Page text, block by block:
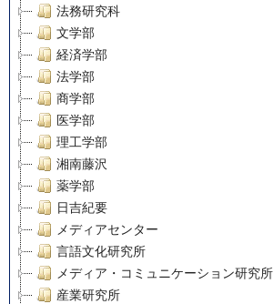
法務研究科
文学部
経済学部
法学部
商学部
医学部
理工学部
湘南藤沢
薬学部
日吉紀要
メディアセンター
言語文化研究所
メディア・コミュニケーション研究所
産業研究所